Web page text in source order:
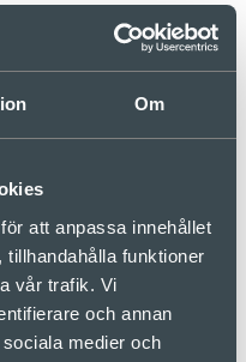
Om
att anpassa innehållet
funktioner
vår trafik. Vi
och annan
medier och
arbetsmiljö och känd
Hur en usel digital
hur vi kan ta tillbaka
system orsakar dålig